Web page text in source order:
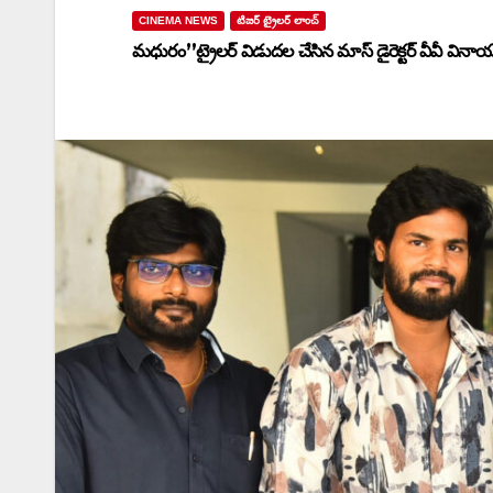
CINEMA NEWS టిజర్ ట్రైలర్ లాంచ్
మధురం”ట్రైలర్ విడుదల చేసిన మాస్ డైరెక్టర్ వీవీ